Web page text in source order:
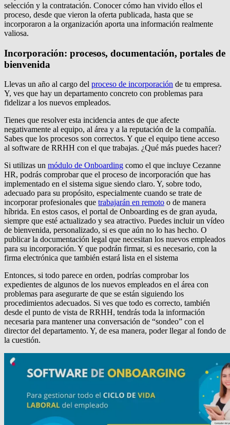
selección y la contratación. Conocer cómo han vivido ellos el
proceso, desde que vieron la oferta publicada, hasta que se
incorporaron a la organización aporta una información realmente
valiosa.
Incorporación: procesos, documentación, portales de
bienvenida
Llevas un año al cargo del proceso de incorporación de tu empresa.
Y, ves que hay un departamento concreto con problemas para
fidelizar a los nuevos empleados.
Tienes que resolver esta incidencia antes de que afecte
negativamente al equipo, al área y a la reputación de la compañía.
Sabes que los procesos son correctos. Y que el equipo tiene acceso
al software de RRHH con el que trabajas. ¿Qué más puedes hacer?
Si utilizas un módulo de Onboarding como el que incluye Cezanne
HR, podrás comprobar que el proceso de incorporación que has
implementado en el sistema sigue siendo claro. Y, sobre todo,
adecuado para su propósito, especialmente cuando se trate de
incorporar profesionales que trabajarán en remoto o de manera
híbrida. En estos casos, el portal de Onboarding es de gran ayuda,
siempre que esté actualizado y sea atractivo. Puedes incluir un vídeo
de bienvenida, personalizado, si es que aún no lo has hecho. O
publicar la documentación legal que necesitan los nuevos empleados
para su incorporación. Y que podrán firmar, si es necesario, con la
firma electrónica que también estará lista en el sistema
Entonces, si todo parece en orden, podrías comprobar los
expedientes de algunos de los nuevos empleados en el área con
problemas para asegurarte de que se están siguiendo los
procedimientos adecuados. Si ves que todo es correcto, también
desde el punto de vista de RRHH, tendrás toda la información
necesaria para mantener una conversación de “sondeo” con el
director del departamento. Y, de esa manera, poder llegar al fondo de
la cuestión.